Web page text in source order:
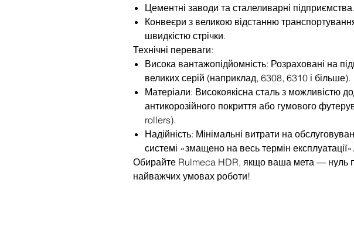
Цементні заводи та сталеливарні підприємства.
Конвеєри з великою відстанню
швидкістю стрічки.
Технічні переваги:
Висока вантажопідйомність: Розраховані на
великих серій (наприклад, 6308, 6310 і більше).
Матеріали: Високоякісна сталь з можливістю
антикорозійного покриття або гумового
rollers).
Надійність: Мінімальні витрати на
системі «змащено на весь термін експлуатації».
Обирайте Rulmeca HDR, якщо ваша мета — нуль
найважчих умовах роботи!